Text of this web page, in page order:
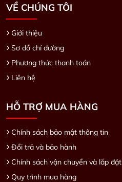
VỀ CHÚNG TÔI
Giới thiệu
Sơ đồ chỉ đường
Phương thức thanh toán
Liên hệ
HỖ TRỢ MUA HÀNG
Chính sách bảo mật thông tin
Đổi trả và bảo hành
Chính sách vận chuyển và lắp đặt
Quy trình mua hàng